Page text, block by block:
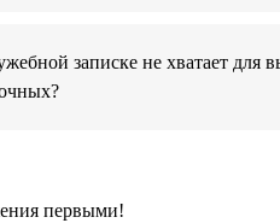
записке не хватает для
первыми!